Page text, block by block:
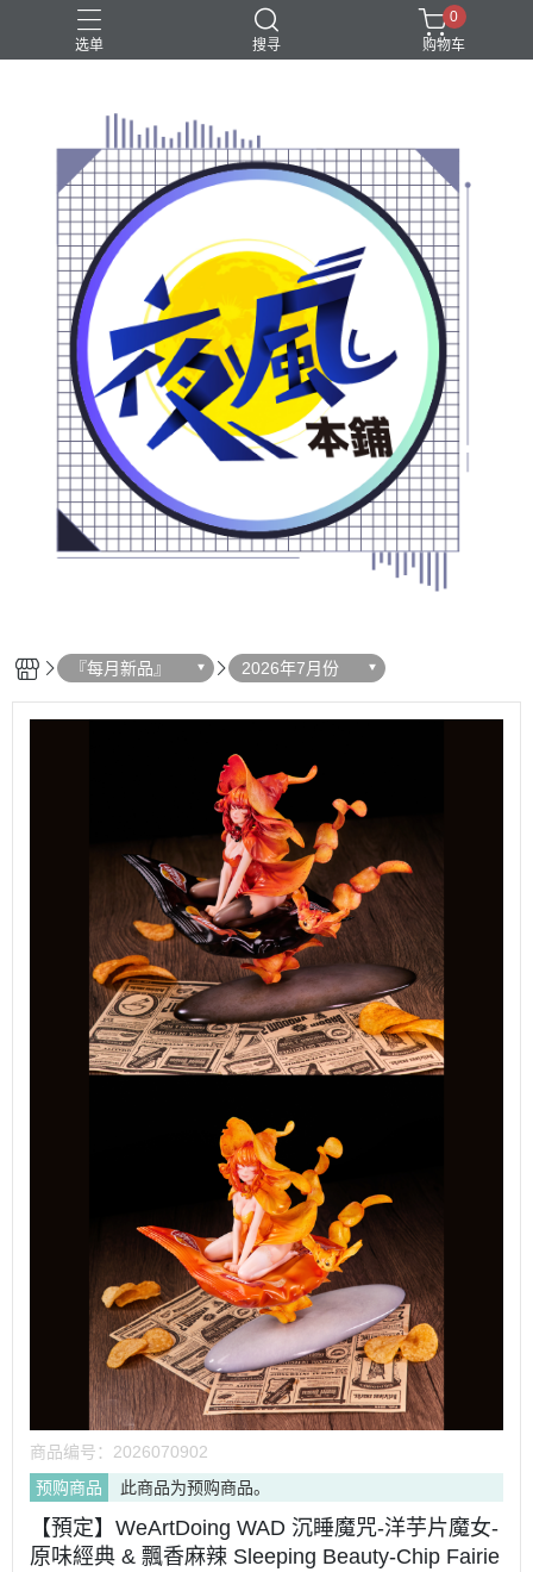
选单 搜寻
0
购物车
『每月新品』 2026年7月份
商品编号： 2026070902
预购商品
此商品为预购商品。
【預定】WeArtDoing WAD 沉睡魔咒-洋芋片魔女-
原味經典 & 飄香麻辣 Sleeping Beauty-Chip Fairie